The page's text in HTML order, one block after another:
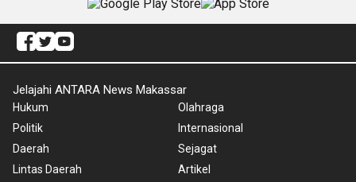
Jelajahi ANTARA News Makassar
Hukum
Politik
Daerah
Lintas Daerah
Olahraga
Internasional
Sejagat
Artikel